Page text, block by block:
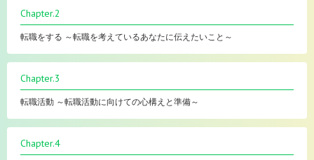
Chapter.2
転職をする ～転職を考えているあなたに伝えたいこと～
Chapter.3
転職活動 ～転職活動に向けての心構えと準備～
Chapter.4